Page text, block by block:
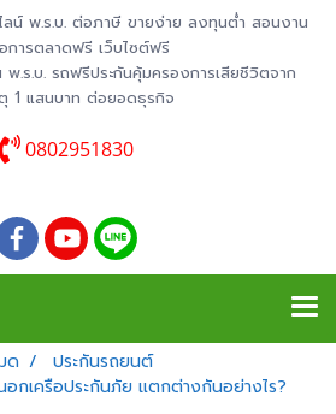
ลน์ พ.ร.บ. ต่อภาษี ขายง่าย ลงทุนต่ำ สอนงาน
การตลาดฟรี เว็บไซต์ฟรี
.ร.บ. รถฟรีประกันคุ้มครองการเสียชีวิตจาก
1 แสนบาท ต่อยอดธุรกิจ
0802951830
ด
ประกันรถยนต์
อกเครือประกันภัย แตกต่างกันอย่างไร?